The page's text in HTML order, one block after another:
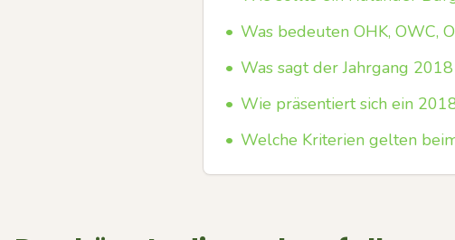
• Was bedeuten OHK, OWC,
• Was sagt der Jahrgang
• Wie präsentiert sich ein
• Welche Kriterien gelten